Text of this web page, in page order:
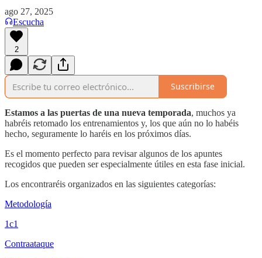
ago 27, 2025
Escucha
2
Suscribirse
Estamos a las puertas de una nueva temporada, muchos ya
habréis retomado los entrenamientos y, los que aún no lo habéis
hecho, seguramente lo haréis en los próximos días.
Es el momento perfecto para revisar algunos de los apuntes
recogidos que pueden ser especialmente útiles en esta fase inicial.
Los encontraréis organizados en las siguientes categorías:
Metodología
1c1
Contraataque